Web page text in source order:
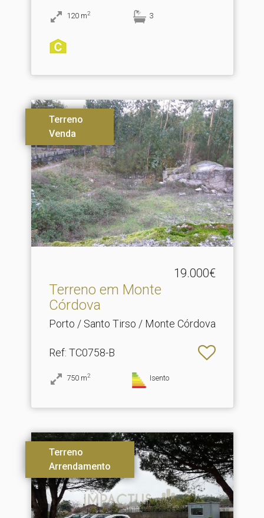
120 m2 3
Terreno
Venda
19.000€
Terreno em Monte
Córdova
Porto / Santo Tirso / Monte Córdova
Ref: TC0758-B
750 m2 Isento
Terreno
Arrendamento